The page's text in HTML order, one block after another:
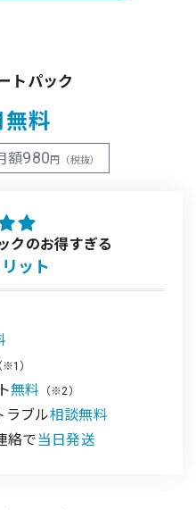
トパック
無料
額980円（税抜）
クのお得すぎる
ット
※1）
無料 （※2）
ラブル相談無料
絡で当日発送